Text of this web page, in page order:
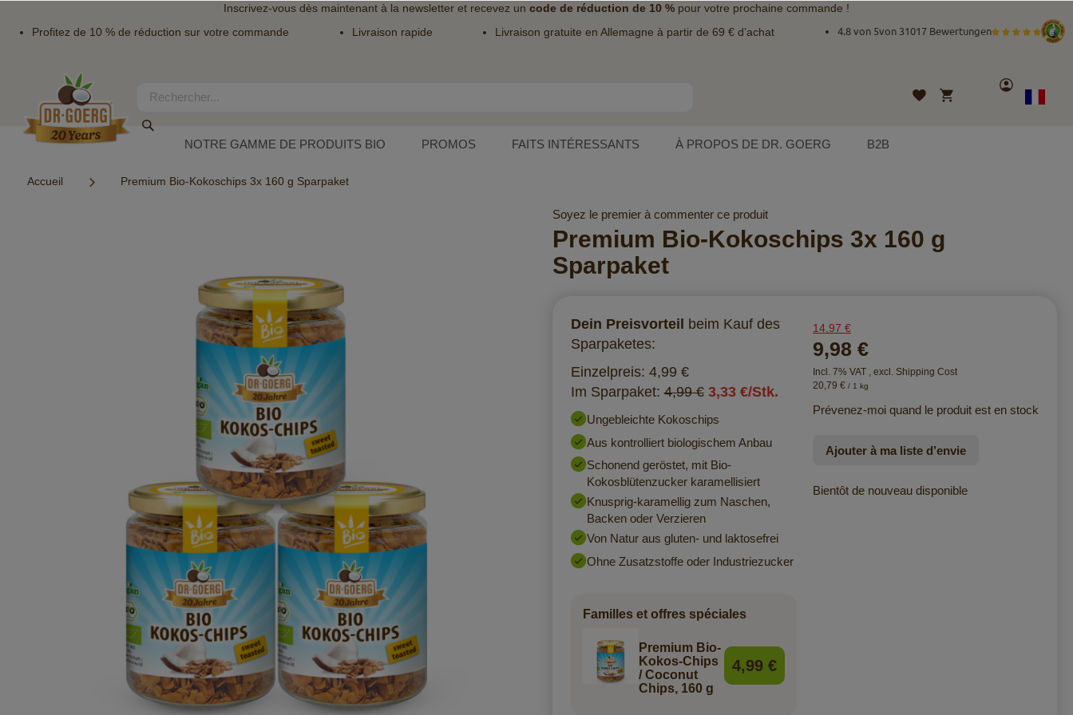
Inscrivez-vous dès maintenant à la newsletter et recevez un code de réduction de 10 % pour votre prochaine commande !
Profitez de 10 % de réduction sur votre commande
Livraison rapide Livraison gratuite en Allemagne à partir de 69 € d’achat 4.8 von 5von 31017 Bewertungen
contenu
Rechercher
Liste
d’envies
Mon panier
Compte
Langue
NOTRE GAMME DE PRODUITS BIO PROMOS FAITS INTÉRESSANTS À PROPOS DE DR. GOERG B2B
Accueil Premium Bio-Kokoschips 3x 160 g Sparpaket
Soyez le premier à commenter ce produit
Premium Bio-Kokoschips 3x 160 g
Sparpaket
Dein Preisvorteil beim Kauf des
Sparpaketes:
Einzelpreis: 4,99 €
Im Sparpaket:4,99 € 3,33 €/Stk.
Ungebleichte Kokoschips
Aus kontrolliert biologischem Anbau
Schonend geröstet, mit Bio-
Kokosblütenzucker karamellisiert
Knusprig-karamellig zum Naschen,
Backen oder Verzieren
Von Natur aus gluten- und laktosefrei
Ohne Zusatzstoffe oder Industriezucker
Familles et offres spéciales
Premium Bio-
Kokos-Chips
/ Coconut
Chips, 160 g
4,99 €
14,97 €
9,98 €
Incl. 7% VAT , excl. Shipping Cost
20,79 € / 1 kg
Prévenez-moi quand le produit est en stock
Ajouter à ma liste d’envie
Bientôt de nouveau disponible